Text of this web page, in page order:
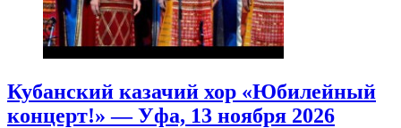
Кубанский казачий хор «Юбилейный
концерт!» — Уфа, 13 ноября 2026